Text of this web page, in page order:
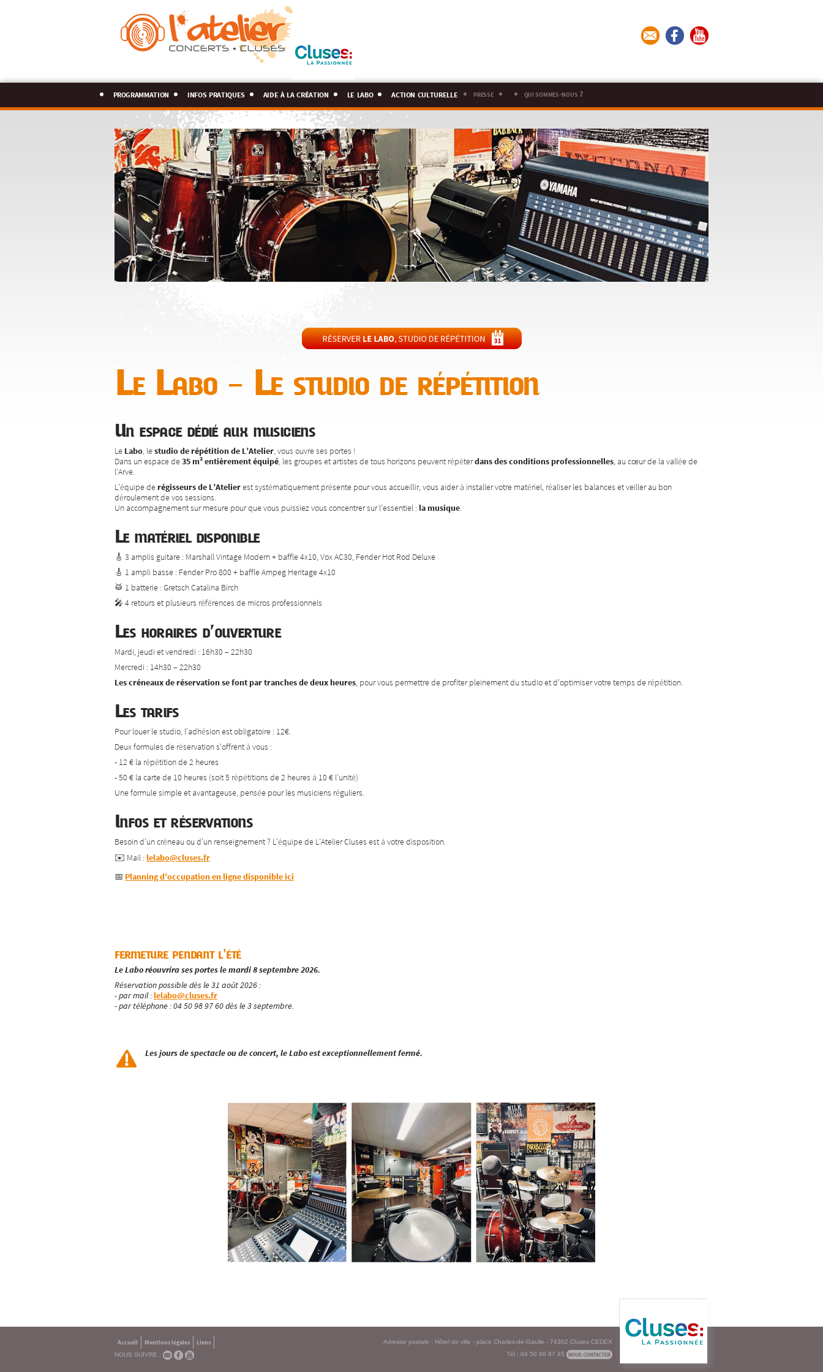
programmation infos pratiques aide à la création le labo action culturelle presse qui sommes-nous ?
Le Labo – Le studio de répétition
Un espace dédié aux musiciens
Le Labo , lestudio de répétition de L’Atelier , vous ouvre ses portes !
Dans un espace de35 m² entièrement équipé , les groupes et artistes de tous horizons peuvent répéterdans des conditions professionnelles , au cœur de la vallée de
l’Arve.
L’équipe de régisseurs de L’Atelierest systématiquement présente pour vous accueillir, vous aider à installer votre matériel, réaliser les balances et veiller au bon
déroulement de vos sessions.
Un accompagnement sur mesure pour que vous puissiez vous concentrer sur l’essentiel : la musique
Le matériel disponible
🎸 3 amplis guitare : Marshall Vintage Modern + baffle 4x10, Vox AC30, Fender Hot Rod Deluxe
🎸 1 ampli basse : Fender Pro 800 + baffle Ampeg Heritage 4x10
🥁 1 batterie : Gretsch Catalina Birch
🎤 4 retours et plusieurs références de micros professionnels
Les horaires d’ouverture
Mardi, jeudi et vendredi : 16h30 – 22h30
Mercredi : 14h30 – 22h30
Les créneaux de réservation se font par tranches de deux heures , pour vous permettre de profiter pleinement du studio et d’optimiser votre temps de répétition.
Les tarifs
Pour louer le studio, l'adhésion est obligatoire : 12€.
Deux formules de réservation s'offrent à vous :
- 12 € la répétition de 2 heures
- 50 € la carte de 10 heures (soit 5 répétitions de 2 heures à 10 € l’unité)
Une formule simple et avantageuse, pensée pour les musiciens réguliers.
Infos et réservations
Besoin d’un créneau ou d’un renseignement ? L’équipe de L’Atelier Cluses est à votre disposition.
✉️ Mail : lelabo@cluses.fr
📅 Planning d’occupation en ligne disponible ici
fermeture pendant l'été
Le Labo réouvrira ses portes le mardi 8 septembre 2026.
Réservation possible dès le 31 août 2026 :
- par mail :lelabo@cluses.fr
- par téléphone : 04 50 98 97 60 dès le 3 septembre.
Les jours de spectacle ou de concert, le Labo est exceptionnellement fermé.
Accueil Mentions légales
Liens
NOUS SUIVRE :
Adresse postale : Hôtel de ville - place Charles-de-Gaulle - 74302 Cluses CEDEX
Tél : 04 50 98 97 45